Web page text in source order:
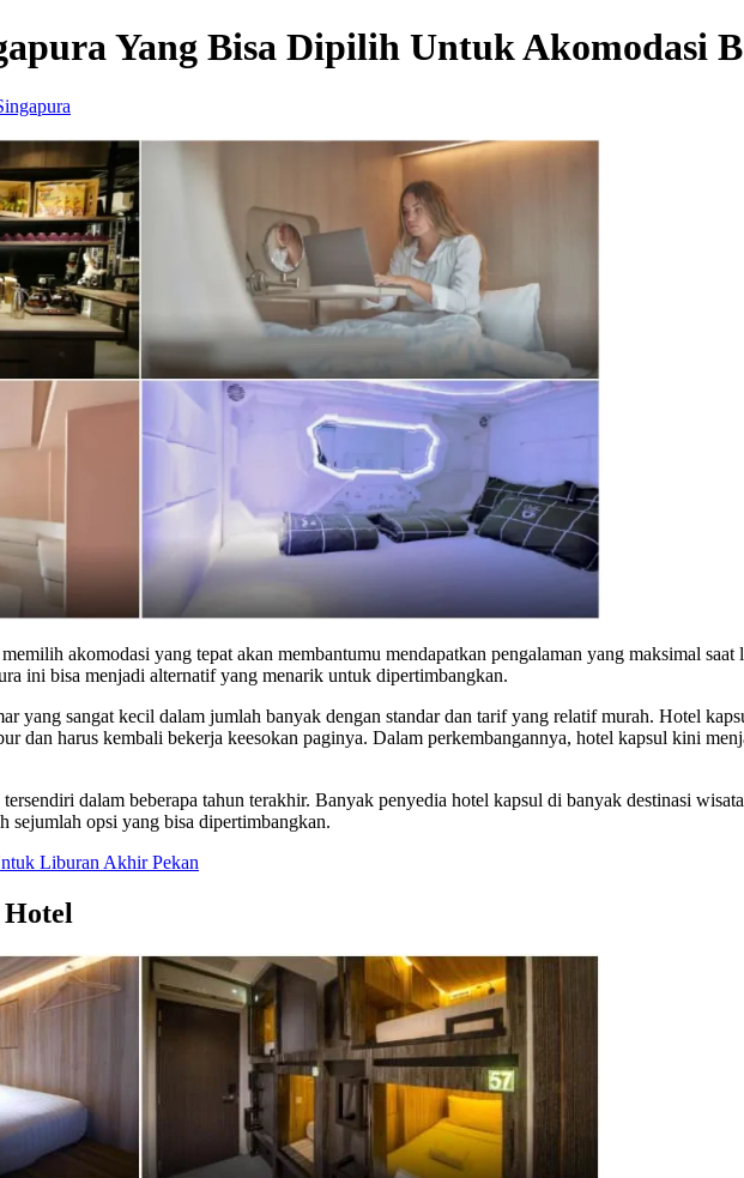
Yang Bisa Dipilih Untuk Akomodasi
akomodasi yang tepat akan membantumu mendapatkan pengalaman yang maksimal
ini bisa menjadi alternatif yang menarik untuk dipertimbangkan.
yang sangat kecil dalam jumlah banyak dengan standar dan tarif yang relatif murah. Hotel
dan harus kembali bekerja keesokan paginya. Dalam perkembangannya, hotel kapsul kini
dalam beberapa tahun terakhir. Banyak penyedia hotel kapsul di banyak destinasi
sejumlah opsi yang bisa dipertimbangkan.
Liburan Akhir Pekan
Hotel